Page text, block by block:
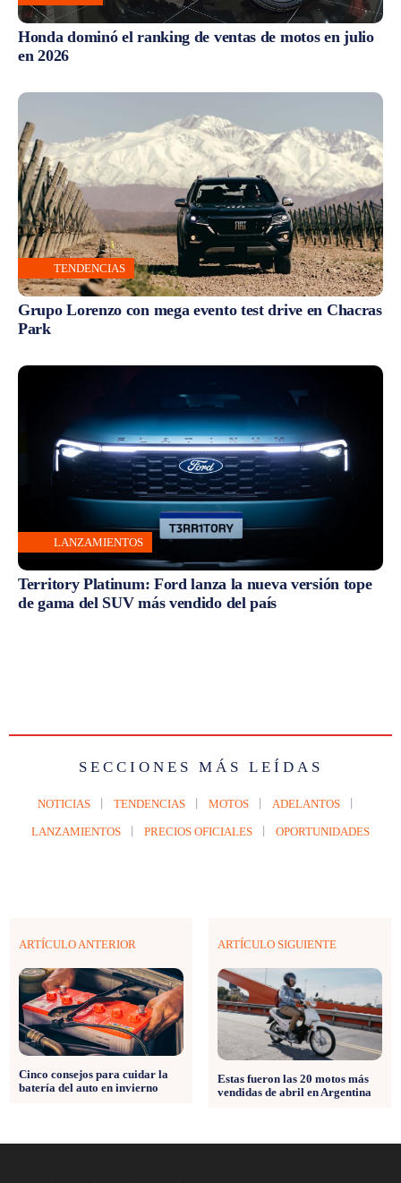
Honda dominó el ranking de ventas de motos en julio
en 2026
TENDENCIAS
Grupo Lorenzo con mega evento test drive en Chacras
Park
LANZAMIENTOS
Territory Platinum: Ford lanza la nueva versión tope
de gama del SUV más vendido del país
SECCIONES MÁS LEÍDAS
NOTICIAS TENDENCIAS MOTOS ADELANTOS
LANZAMIENTOS PRECIOS OFICIALES OPORTUNIDADES
ARTÍCULO ANTERIOR
Cinco consejos para cuidar la
batería del auto en invierno
ARTÍCULO SIGUIENTE
Estas fueron las 20 motos más
vendidas de abril en Argentina